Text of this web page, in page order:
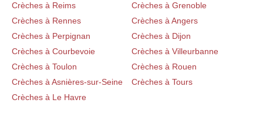
Crèches à Reims
Crèches à Grenoble
Crèches à Rennes
Crèches à Angers
Crèches à Perpignan
Crèches à Dijon
Crèches à Courbevoie
Crèches à Villeurbanne
Crèches à Toulon
Crèches à Rouen
Crèches à Asnières-sur-Seine
Crèches à Tours
Crèches à Le Havre